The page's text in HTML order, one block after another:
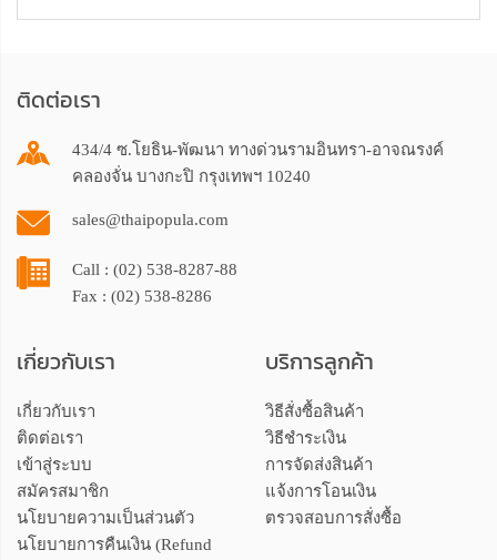
ติดต่อเรา
434/4 ซ.โยธิน-พัฒนา ทางด่วนรามอินทรา-อาจณรงค์
คลองจั่น บางกะปิ กรุงเทพฯ 10240
sales@thaipopula.com
Call : (02) 538-8287-88
Fax : (02) 538-8286
เกี่ยวกับเรา
เกี่ยวกับเรา
ติดต่อเรา
เข้าสู่ระบบ
สมัครสมาชิก
นโยบายความเป็นส่วนตัว
นโยบายการคืนเงิน (Refund
บริการลูกค้า
วิธีสั่งซื้อสินค้า
วิธีชำระเงิน
การจัดส่งสินค้า
แจ้งการโอนเงิน
ตรวจสอบการสั่งซื้อ